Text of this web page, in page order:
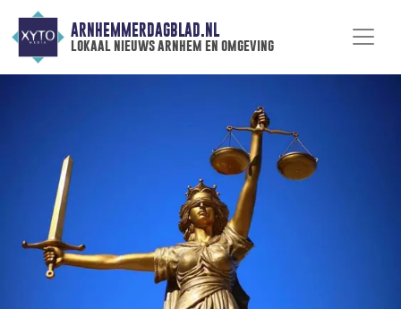
ARNHEMMERDAGBLAD.NL
lokaal nieuws arnhem en omgeving